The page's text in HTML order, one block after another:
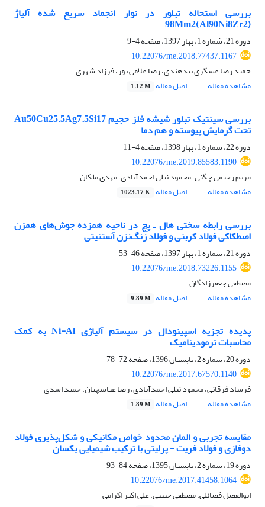
بررسی استحاله تبلور در نوار انجماد سریع شده آلیاژ
(Al90Ni8Zr2)98Mm2
دوره 21، شماره 1، بهار 1397، صفحه
4-9
10.22076/me.2018.77437.1167
حمید رضا عسگری بیدهندی، رضا غلامی پور، فرزاد شهری
مشاهده مقاله
اصل مقاله 1.12 M
بررسی سینتیک تبلور شیشه فلز حجیم Au50Cu25.5Ag7.5Si17
تحت گرمایش پیوسته و هم دما
دوره 22، شماره 1، بهار 1398، صفحه
4-11
10.22076/me.2019.85583.1190
مریم رحیمی چگنی، محمود نیلی احمدآبادی، مهدی ملکان
مشاهده مقاله
اصل مقاله 1023.17 K
بررسی رابطه سختی هال ـ پچ در ناحیه همزده جوش‌های همزن
اصطکاکی فولاد کربنی و فولاد زنگ‌نزن آستنیتی
دوره 21، شماره 1، بهار 1397، صفحه
46-53
10.22076/me.2018.73226.1155
مصطفی جعفرزادگان
مشاهده مقاله
اصل مقاله 9.89 M
پدیده تجزیه اسپینودال در سیستم آلیاژی Ni-Al به کمک
محاسبات ترمودینامیک
دوره 20، شماره 2، تابستان 1396، صفحه
72-78
10.22076/me.2017.67570.1140
فرساد فرقانی، محمود نیلی احمدآبادی، رضا عباسچیان، حمید اسدی
مشاهده مقاله
اصل مقاله 1.89 M
مقایسه تجربی و المان محدود خواص مکانیکی و شکل‌پذیری فولاد
دوفازی و فولاد فریت - پرلیتی با ترکیب شیمیایی یکسان
دوره 19، شماره 2، تابستان 1395، صفحه
84-93
10.22076/me.2017.41458.1064
ابوالفضل فضائلی، مصطفی حبیبی، علی اکبر اکرامی